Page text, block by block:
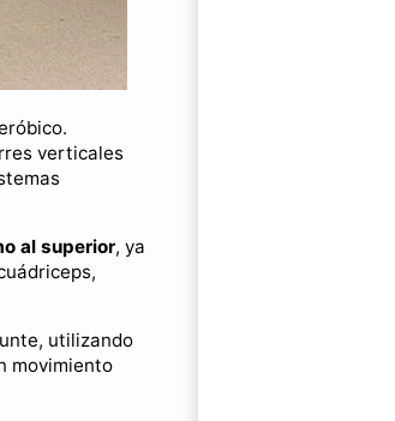
verticales
al superior, ya
utilizando
movimiento